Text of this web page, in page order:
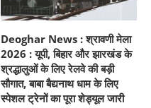
Deoghar News : श्रावणी मेला
2026 : यूपी, बिहार और झारखंड के
श्रद्धालुओं के लिए रेलवे की बड़ी
सौगात, बाबा बैद्यनाथ धाम के लिए
स्पेशल ट्रेनों का पूरा शेड्यूल जारी